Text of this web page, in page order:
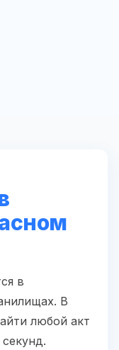
в
В
любой акт